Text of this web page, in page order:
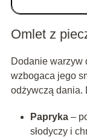
Omlet z
Dodanie warzyw
wzbogaca jego
odżywczą dania.
Papryka–
słodyczy i